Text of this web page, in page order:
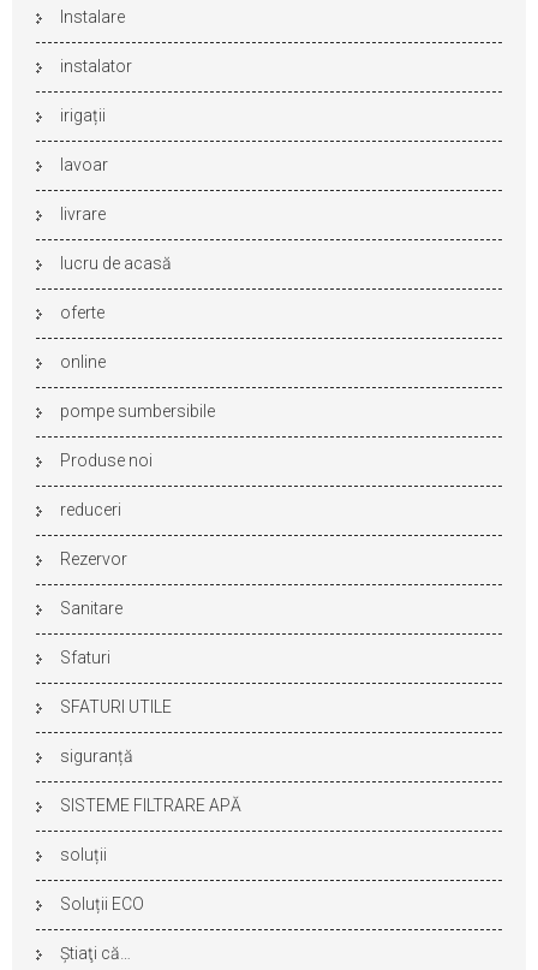
Instalare
instalator
irigații
lavoar
livrare
lucru de acasă
oferte
online
pompe sumbersibile
Produse noi
reduceri
Rezervor
Sanitare
Sfaturi
SFATURI UTILE
siguranță
SISTEME FILTRARE APĂ
soluții
Soluții ECO
Ştiaţi că…